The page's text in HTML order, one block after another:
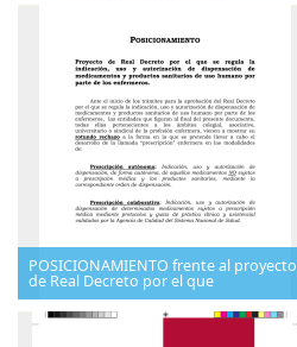
POSICIONAMIENTO frente al proyecto
de Real Decreto por el que